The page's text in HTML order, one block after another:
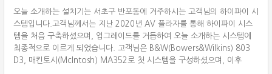
오늘 소개하는 설치기는 서초구 반포동에 거주하시는 고객님의 하이파이 시
스템입니다.고객님께서는 지난 2020년 AV 플라자를 통해 하이파이 시스
템을 처음 구축하셨으며, 업그레이드를 거듭하여 오늘 소개하는 시스템에
최종적으로 이르게 되었습니다. 고객님은 B&W(Bowers&Wilkins) 803
D3, 매킨토시(McIntosh) MA352로 첫 시스템을 구성하셨으며, 이후